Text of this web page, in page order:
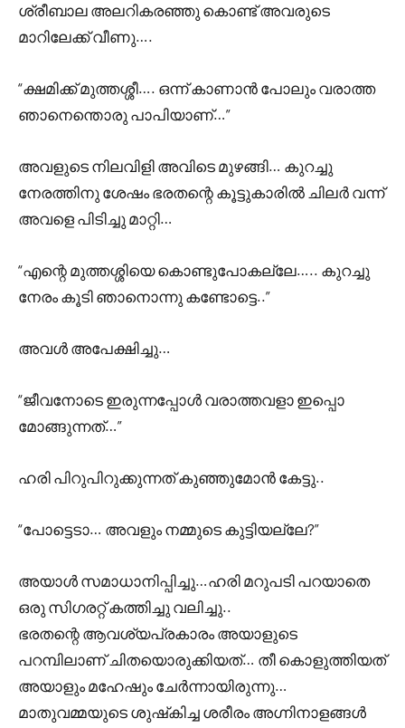
ശ്രീബാല അലറികരഞ്ഞു കൊണ്ട് അവരുടെ
മാറിലേക്ക് വീണു….
“ക്ഷമിക്ക് മുത്തശ്ശീ…. ഒന്ന് കാണാൻ പോലും വരാത്ത
ഞാനെന്തൊരു പാപിയാണ്…”
അവളുടെ നിലവിളി അവിടെ മുഴങ്ങി… കുറച്ചു
നേരത്തിനു ശേഷം ഭരതന്റെ കൂട്ടുകാരിൽ ചിലർ വന്ന്
അവളെ പിടിച്ചു മാറ്റി…
“എന്റെ മുത്തശ്ശിയെ കൊണ്ടുപോകല്ലേ….. കുറച്ചു
നേരം കൂടി ഞാനൊന്നു കണ്ടോട്ടെ..”
അവൾ അപേക്ഷിച്ചു…
“ജീവനോടെ ഇരുന്നപ്പോൾ വരാത്തവളാ ഇപ്പൊ
മോങ്ങുന്നത്…”
ഹരി പിറുപിറുക്കുന്നത് കുഞ്ഞുമോൻ കേട്ടു..
“പോട്ടെടാ… അവളും നമ്മുടെ കുട്ടിയല്ലേ?”
അയാൾ സമാധാനിപ്പിച്ചു…ഹരി മറുപടി പറയാതെ
ഒരു സിഗരറ്റ് കത്തിച്ചു വലിച്ചു..
ഭരതന്റെ ആവശ്യപ്രകാരം അയാളുടെ
പറമ്പിലാണ് ചിതയൊരുക്കിയത്… തീ കൊളുത്തിയത്
അയാളും മഹേഷും ചേർന്നായിരുന്നു…
മാതുവമ്മയുടെ ശുഷ്‌കിച്ച ശരീരം അഗ്നിനാളങ്ങൾ